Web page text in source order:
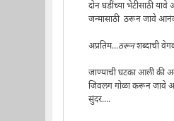
दोन घडींच्या भेटीसाठी
जन्मासाठी ठरून जावे
अप्रतिम...ठरूनशब्दाची
जाण्याची घटका आली की
जिवलग गोळा करून जावे
सुंदर....